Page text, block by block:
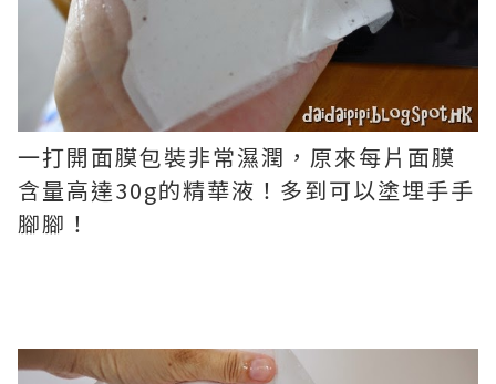
一打開面膜包裝非常濕潤，原來每片面膜
含量高達30g的精華液！多到可以塗埋手手
腳腳！